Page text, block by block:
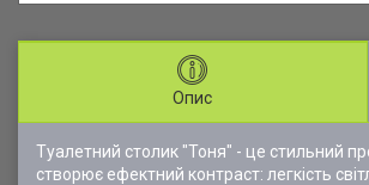
Опис
Туалетний столик "Тоня" - це стильний
створює ефектний контраст: легкість